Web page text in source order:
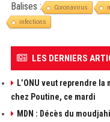
Balises : Coronavirus
infections
LES DERNIERS
L’ONU veut reprendre
chez Poutine, ce mardi
MDN : Décès du